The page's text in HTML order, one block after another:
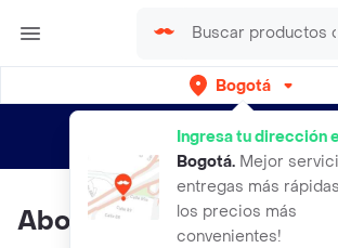
Bogotá
Ingresa tu dirección
Bogotá. Mejor
entregas más
los precios más
convenientes!
envíos gratis por semanas
Abogados de Ficción